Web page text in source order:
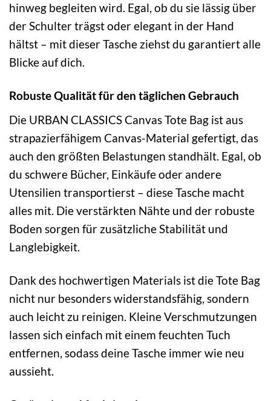
hinweg begleiten wird. Egal, ob du sie lässig über
der Schulter trägst oder elegant in der Hand
hältst – mit dieser Tasche ziehst du garantiert alle
Blicke auf dich.
Robuste Qualität für den täglichen Gebrauch
Die URBAN CLASSICS Canvas Tote Bag ist aus
strapazierfähigem Canvas-Material gefertigt, das
auch den größten Belastungen standhält. Egal, ob
du schwere Bücher, Einkäufe oder andere
Utensilien transportierst – diese Tasche macht
alles mit. Die verstärkten Nähte und der robuste
Boden sorgen für zusätzliche Stabilität und
Langlebigkeit.
Dank des hochwertigen Materials ist die Tote Bag
nicht nur besonders widerstandsfähig, sondern
auch leicht zu reinigen. Kleine Verschmutzungen
lassen sich einfach mit einem feuchten Tuch
entfernen, sodass deine Tasche immer wie neu
aussieht.